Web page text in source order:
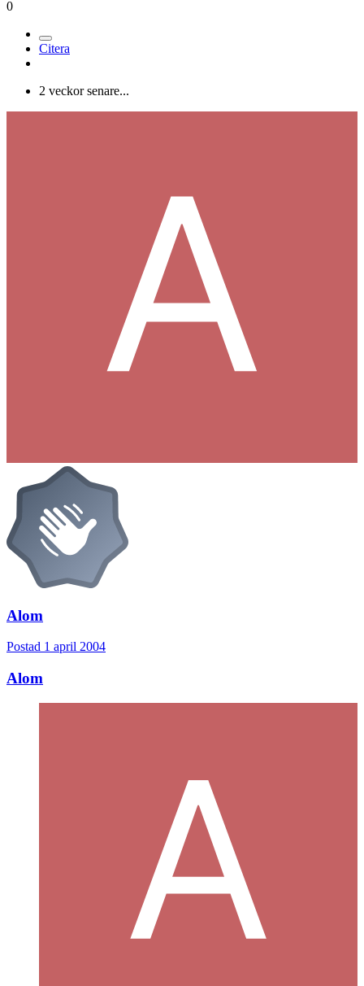
0
Citera
2 veckor senare...
Alom
Postad 1 april 2004
Alom